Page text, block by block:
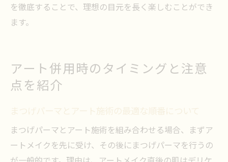
を徹底することで、理想の目元を長く楽しむことができ
ます。
アート併用時のタイミングと注意
点を紹介
まつげパーマとアート施術の最適な順番について
まつげパーマとアート施術を組み合わせる場合、まずア
ートメイクを先に受け、その後にまつげパーマを行うの